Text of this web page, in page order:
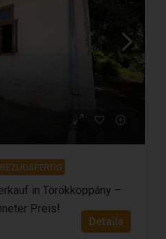
in Törökkoppány –
Preis!
Details